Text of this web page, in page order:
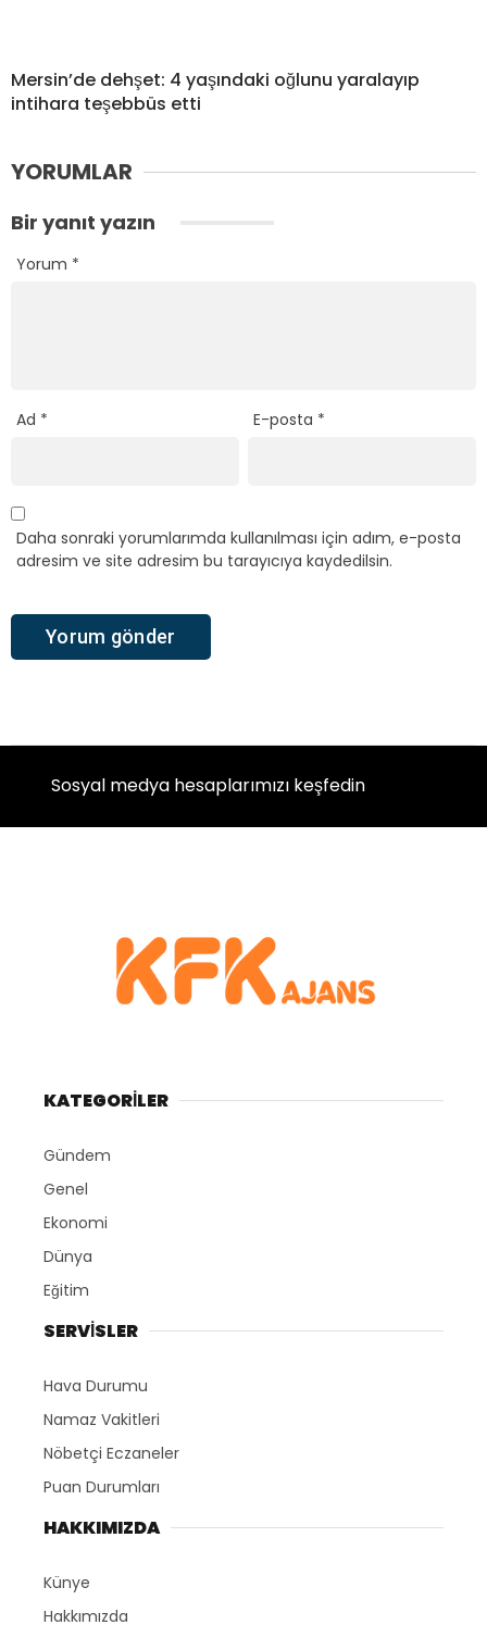
Mersin’de dehşet: 4 yaşındaki oğlunu yaralayıp
intihara teşebbüs etti
YORUMLAR
Bir yanıt yazın
Yorum *
Ad * E-posta *
Daha sonraki yorumlarımda kullanılması için adım, e-posta
adresim ve site adresim bu tarayıcıya kaydedilsin.
Sosyal medya hesaplarımızı keşfedin
KATEGORİLER
Gündem
Genel
Ekonomi
Dünya
Eğitim
SERVİSLER
Hava Durumu
Namaz Vakitleri
Nöbetçi Eczaneler
Puan Durumları
HAKKIMIZDA
Künye
Hakkımızda